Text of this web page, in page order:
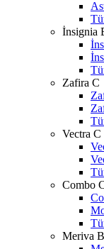
İnsignia
Zafira C
Vectra C
Combo
Meriva B